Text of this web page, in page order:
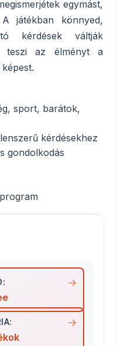
egymást,
játékban könnyed,
kérdések váltják
teszi az élményt a
sport, barátok,
kérdésekhez
gondolkodás